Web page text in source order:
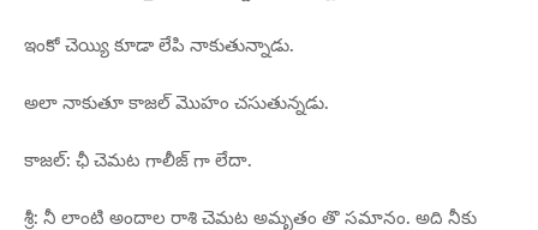
ఇంకో చెయ్యి కూడా లేపి నాకుతున్నాడు.
అలా నాకుతూ కాజల్ మొహం చసుతున్నడు.
కాజల్: ఛీ చెమట గాలీజ్ గా లేదా.
శ్రీ: నీ లాంటి అందాల రాశి చెమట అమృతం తొ సమానం. అది నీకు